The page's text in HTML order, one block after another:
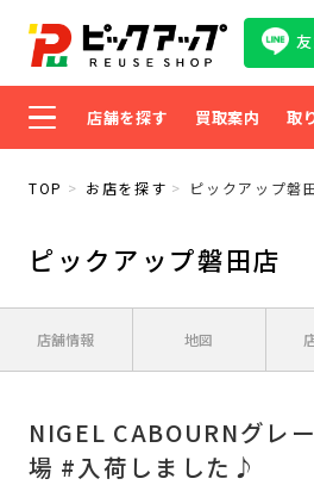
店舗を探す 買取案内 取
TOP お店を探す ピックアップ磐
ピックアップ磐田店
店舗情報 地図
NIGEL CABOURNグレ
場 #入荷しました♪